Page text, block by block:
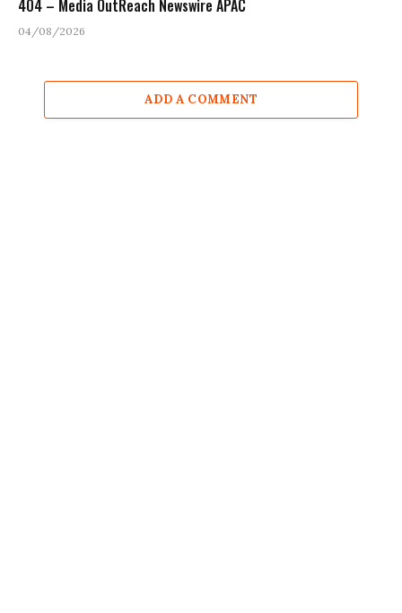
404 – Media OutReach Newswire APAC
04/08/2026
ADD A COMMENT